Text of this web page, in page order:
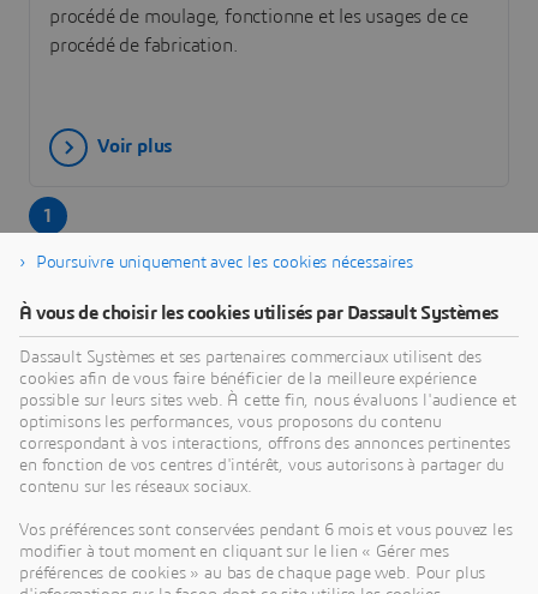
procédé de moulage, fonctionne et les usages de ce
procédé de fabrication.
Voir plus
1
2
Next >
Obtenez plusieurs devis pour vos projets en quelques
secondes
Poursuivre uniquement avec les cookies nécessaires
À vous de choisir les cookies utilisés par Dassault Systèmes
Dassault Systèmes et ses partenaires commerciaux utilisent des
cookies afin de vous faire bénéficier de la meilleure expérience
possible sur leurs sites web. À cette fin, nous évaluons l'audience et
optimisons les performances, vous proposons du contenu
correspondant à vos interactions, offrons des annonces pertinentes
en fonction de vos centres d'intérêt, vous autorisons à partager du
contenu sur les réseaux sociaux.
Vos préférences sont conservées pendant 6 mois et vous pouvez les
modifier à tout moment en cliquant sur le lien « Gérer mes
préférences de cookies » au bas de chaque page web. Pour plus